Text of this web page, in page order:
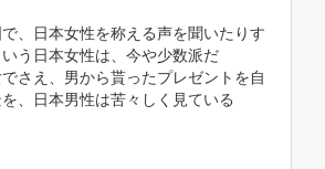
、日本女性を称える声を聞いたりす
う日本女性は、今や少数派だ
さえ、男から貰ったプレゼントを自
、日本男性は苦々しく見ている